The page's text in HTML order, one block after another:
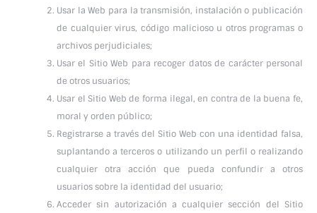
Usar la Web para la transmisión, instalación o publicación
de cualquier virus, código malicioso u otros programas o
archivos perjudiciales;
Usar el Sitio Web para recoger datos de carácter personal
de otros usuarios;
Usar el Sitio Web de forma ilegal, en contra de la buena fe,
moral y orden público;
Registrarse a través del Sitio Web con una identidad falsa,
suplantando a terceros o utilizando un perfil o realizando
cualquier otra acción que pueda confundir a otros
usuarios sobre la identidad del usuario;
Acceder sin autorización a cualquier sección del Sitio